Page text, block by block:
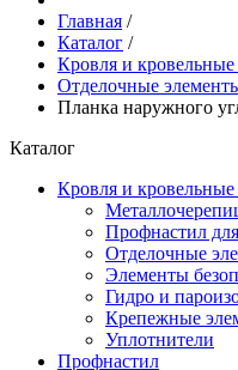
Главная /
Каталог /
Кровля и
Отделочные
Планка наружного
Каталог
Кровля и
Профнастил
Отделочные
Элементы
Гидро и
Крепежные
Уплотнители
Профнастил